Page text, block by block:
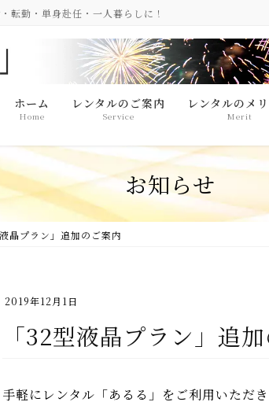
転勤・単身赴任・一人暮らしに！
ホーム
Home
レンタルのご案内
Service
レンタルのメ
Merit
お知らせ
液晶プラン」追加のご案内
2019年12月1日
「32型液晶プラン」追
手軽にレンタル「あるる」をご利用いただ